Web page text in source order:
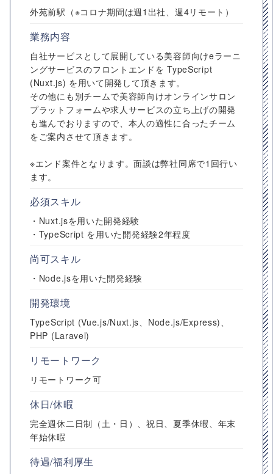
外苑前駅（※コロナ期間は週1出社、週4リモート）
業務内容
自社サービスとして展開している美容師向けeラーニ
ングサービスのフロントエンドを TypeScript
(Nuxt.js) を用いて開発して頂きます。
その他にも別チームで美容師向けオンラインサロン
プラットフォームや求人サービスの立ち上げの開発
も進んでおりますので、本人の適性に合ったチーム
をご案内させて頂きます。
※エンド案件となります。面談は弊社同席で1回行い
ます。
必須スキル
・Nuxt.jsを用いた開発経験
・TypeScript を用いた開発経験2年程度
尚可スキル
・Node.jsを用いた開発経験
開発環境
TypeScript (Vue.js/Nuxt.js、Node.js/Express)、
PHP (Laravel)
リモートワーク
リモートワーク可
休日/休暇
完全週休二日制（土・日）、祝日、夏季休暇、年末
年始休暇
待遇/福利厚生